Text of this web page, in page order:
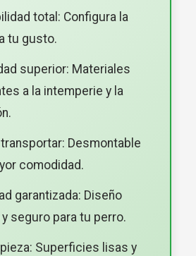
total: Configura la
tu gusto.
superior: Materiales
a la intemperie y la
Desmontable
comodidad.
garantizada: Diseño
seguro para tu perro.
Superficies lisas y